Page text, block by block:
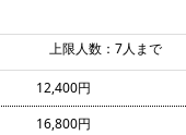
上限人数：7人まで
12,400円
16,800円